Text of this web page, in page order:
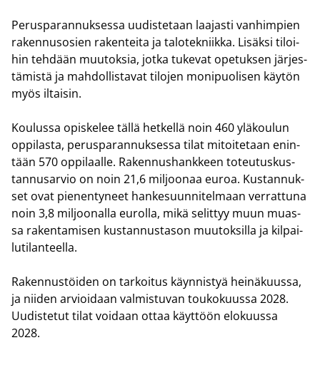
Pe­rus­pa­ran­nuk­ses­sa uu­dis­te­taan laa­jas­ti van­him­pien
ra­ken­nuso­sien ra­ken­tei­ta ja ta­lo­tek­niik­ka. Li­säk­si ti­loi­
hin teh­dään muu­tok­sia, jotka tu­ke­vat ope­tuk­sen jär­jes­
tä­mis­tä ja mah­dol­lis­ta­vat ti­lo­jen mo­ni­puo­li­sen käy­tön
myös il­tai­sin.
Kou­lus­sa opis­ke­lee tällä het­kel­lä noin 460 ylä­kou­lun
op­pi­las­ta, pe­rus­pa­ran­nuk­ses­sa tilat mi­toi­te­taan enin­
tään 570 op­pi­laal­le. Ra­ken­nus­hank­keen to­teu­tus­kus­
tan­nusar­vio on noin 21,6 mil­joo­naa euroa. Kus­tan­nuk­
set ovat pie­nen­ty­neet han­ke­suun­ni­tel­maan ver­rat­tu­na
noin 3,8 mil­joo­nal­la eu­rol­la, mikä se­lit­tyy muun muas­
sa ra­ken­ta­mi­sen kus­tan­nus­ta­son muu­tok­sil­la ja kil­pai­
lu­ti­lan­teel­la.
Ra­ken­nus­töi­den on tar­koi­tus käyn­nis­tyä hei­nä­kuus­sa,
ja nii­den ar­vioi­daan val­mis­tu­van tou­ko­kuus­sa 2028.
Uu­dis­te­tut tilat voi­daan ottaa käyt­töön elo­kuus­sa
2028.